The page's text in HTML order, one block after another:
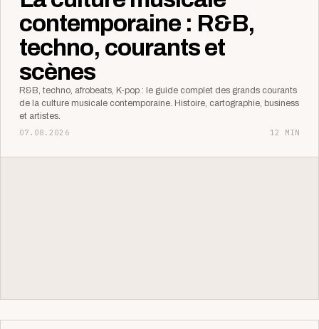
contemporaine : R&B,
techno, courants et
scènes
R&B, techno, afrobeats, K-pop : le guide complet des grands courants
de la culture musicale contemporaine. Histoire, cartographie, business
et artistes.
07.08.2026
12 MIN